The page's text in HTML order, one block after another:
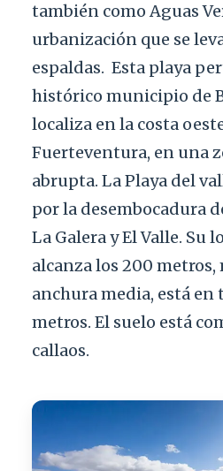
también como Aguas
urbanización que se
espaldas. Esta playa
histórico municipio de
localiza en la costa
Fuerteventura, en una
abrupta. La Playa del
por la desembocadura
La Galera y El Valle. Su
alcanza los 200
anchura media, está en
metros. El suelo está
callaos.